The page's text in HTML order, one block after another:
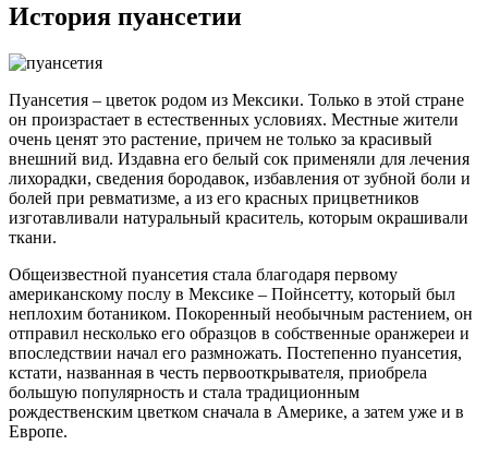
История пуансетии
Пуансетия – цветок родом из Мексики. Только в этой стране
он произрастает в естественных условиях. Местные жители
очень ценят это растение, причем не только за красивый
внешний вид. Издавна его белый сок применяли для лечения
лихорадки, сведения бородавок, избавления от зубной боли и
болей при ревматизме, а из его красных прицветников
изготавливали натуральный краситель, которым окрашивали
ткани.
Общеизвестной пуансетия стала благодаря первому
американскому послу в Мексике – Пойнсетту, который был
неплохим ботаником. Покоренный необычным растением, он
отправил несколько его образцов в собственные оранжереи и
впоследствии начал его размножать. Постепенно пуансетия,
кстати, названная в честь первооткрывателя, приобрела
большую популярность и стала традиционным
рождественским цветком сначала в Америке, а затем уже и в
Европе.